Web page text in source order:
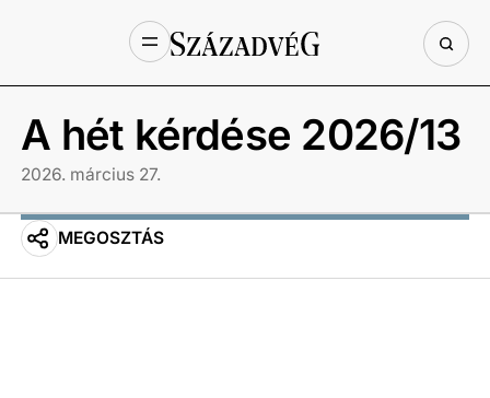
A hét kérdése 2026/13
2026. március 27.
MEGOSZTÁS